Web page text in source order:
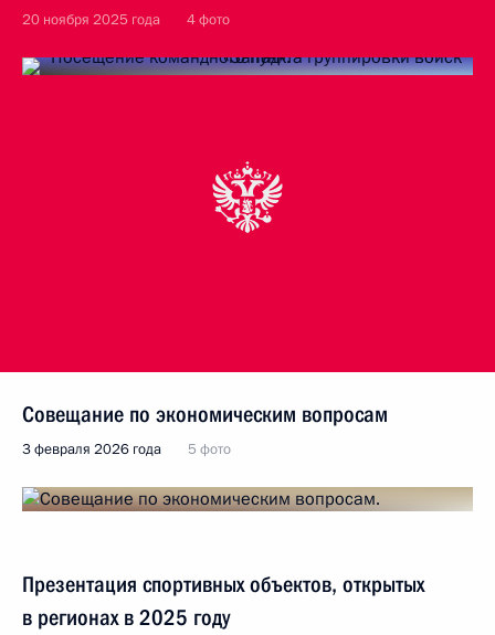
20 ноября 2025 года 4 фото
Совещание по экономическим вопросам
3 февраля 2026 года 5 фото
Презентация спортивных объектов, открытых
в регионах в 2025 году